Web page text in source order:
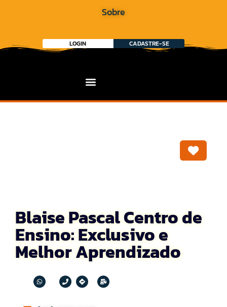
Sobre
LOGIN CADASTRE-SE
Blaise Pascal Centro de
Ensino: Exclusivo e
Melhor Aprendizado